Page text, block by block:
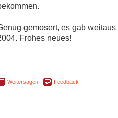
gemosert, es gab
Frohes neues!
Weitersagen Feedback